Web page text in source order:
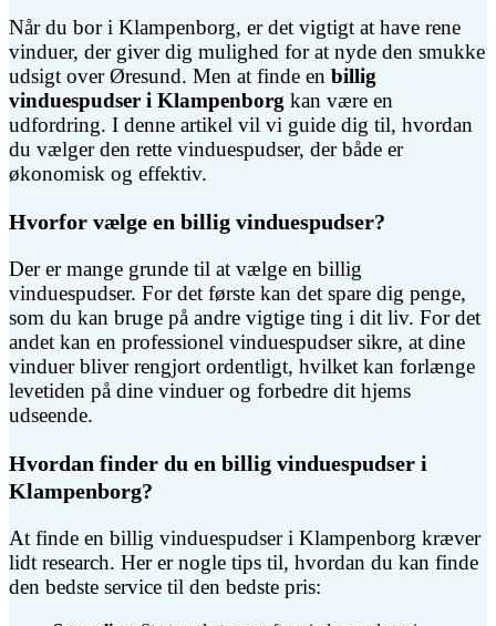
Når du bor i Klampenborg, er det vigtigt at have rene
vinduer, der giver dig mulighed for at nyde den smukke
udsigt over Øresund. Men at finde en billig
vinduespudser i Klampenborg kan være en
udfordring. I denne artikel vil vi guide dig til, hvordan
du vælger den rette vinduespudser, der både er
økonomisk og effektiv.
Hvorfor vælge en billig vinduespudser?
Der er mange grunde til at vælge en billig
vinduespudser. For det første kan det spare dig penge,
som du kan bruge på andre vigtige ting i dit liv. For det
andet kan en professionel vinduespudser sikre, at dine
vinduer bliver rengjort ordentligt, hvilket kan forlænge
levetiden på dine vinduer og forbedre dit hjems
udseende.
Hvordan finder du en billig vinduespudser i
Klampenborg?
At finde en billig vinduespudser i Klampenborg kræver
lidt research. Her er nogle tips til, hvordan du kan finde
den bedste service til den bedste pris: